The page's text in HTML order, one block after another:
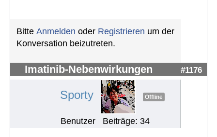
Bitte Anmelden oder Registrieren um der
Konversation beizutreten.
Imatinib-Nebenwirkungen #1176
Sporty Offline
Benutzer Beiträge: 34